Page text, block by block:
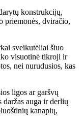
konstrukcijų,
priemonės, dviračio,
sveikutėliai šiuo
visuotinė tikroji ir
nei nurudusios, kas
ligos ar garšvų
auga ir derlių
kanapių,